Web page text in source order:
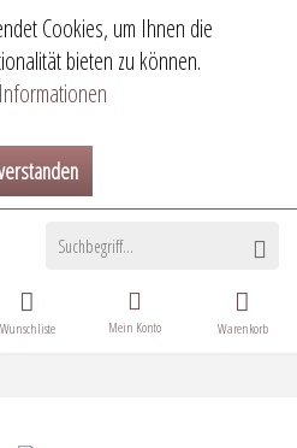
Cookies, um Ihnen die
bieten zu können.
Warenkorb
Wunschliste Mein Konto